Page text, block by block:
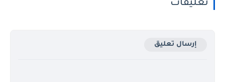
تعليقات
إرسال تعليق